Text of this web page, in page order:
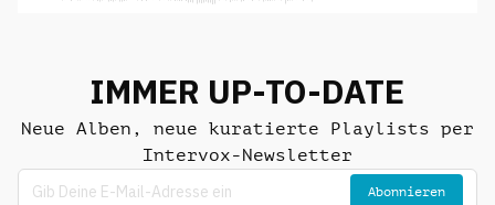
IMMER UP-TO-DATE
Neue Alben, neue kuratierte Playlists per
Intervox-Newsletter
Abonnieren